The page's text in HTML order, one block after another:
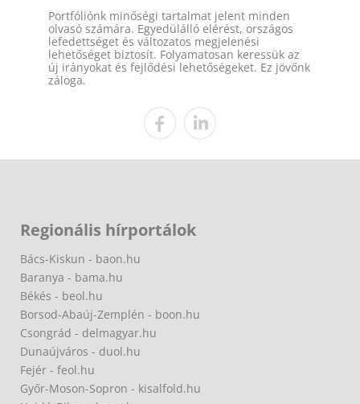
Portfóliónk minőségi tartalmat jelent minden
olvasó számára. Egyedülálló elérést, országos
lefedettséget és változatos megjelenési
lehetőséget biztosít. Folyamatosan keressük az
új irányokat és fejlődési lehetőségeket. Ez jövőnk
záloga.
Regionális hírportálok
Bács-Kiskun - baon.hu
Baranya - bama.hu
Békés - beol.hu
Borsod-Abaúj-Zemplén - boon.hu
Csongrád - delmagyar.hu
Dunaújváros - duol.hu
Fejér - feol.hu
Győr-Moson-Sopron - kisalfold.hu